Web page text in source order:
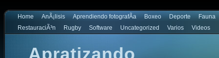
Home AnÃ¡lisis Aprendiendo fotografÃ­a Boxeo Deporte
Fauna
RestauraciÃ³n
Rugby Software Uncategorized Varios Videos
Apratizando